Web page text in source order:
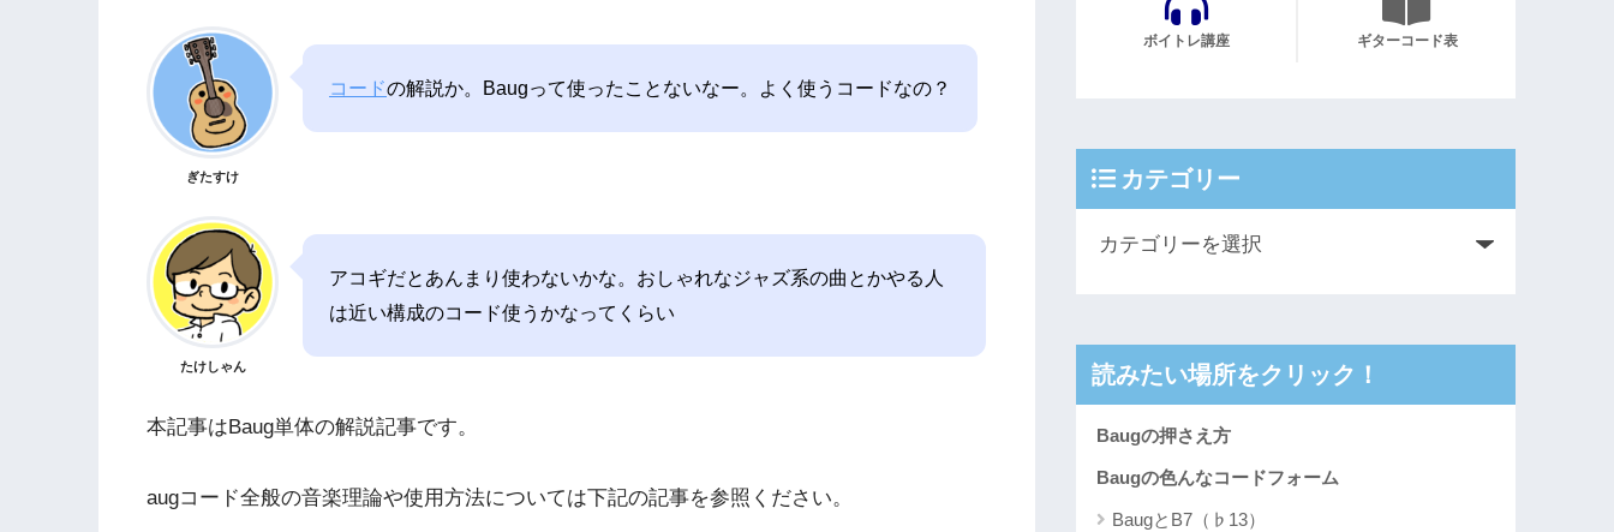
ぎたすけ
コードの解説か。Baugって使ったことないなー。よく使うコードなの？
たけしゃん
アコギだとあんまり使わないかな。おしゃれなジャズ系の曲とかやる人
は近い構成のコード使うかなってくらい
本記事はBaug単体の解説記事です。
augコード全般の音楽理論や使用方法については下記の記事を参照ください。
ボイトレ講座 ギターコード表
カテゴリー
読みたい場所をクリック！
Baugの押さえ方
Baugの色んなコードフォーム
BaugとB7（♭13）